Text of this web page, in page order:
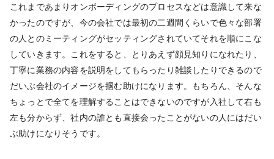
これまであまりオンボーディングのプロセスなどは意識して来な
かったのですが、今の会社では最初の二週間くらいで色々な部署
の人とのミーティングがセッティングされていてそれを順にこな
していきます。これをすると、とりあえず顔見知りになれたり、
丁寧に業務の内容を説明をしてもらったり雑談したりできるので
だいぶ会社のイメージを掴む助けになります。もちろん、そんな
ちょっとで全てを理解することはできないのですが入社して右も
左も分からず、社内の誰とも直接会ったことがないの人にはだい
ぶ助けになりそうです。